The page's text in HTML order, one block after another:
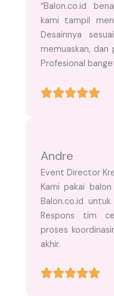
“Balon.co.id
kami tampil
Desainnya
memuaskan,
Profesional
Andre
Event Director
Kami pakai
Balon.co.id
Respons tim
proses
akhir.